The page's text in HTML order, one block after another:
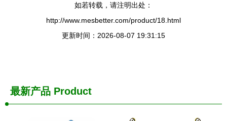
如若转载，请注明出处：
http://www.mesbetter.com/product/18.html
更新时间：2026-08-07 19:31:15
最新产品 Product